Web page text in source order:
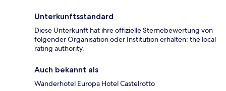
Unterkunftsstandard
Diese Unterkunft hat ihre offizielle Sternebewertung von
folgender Organisation oder Institution erhalten: the local
rating authority.
Auch bekannt als
Wanderhotel Europa Hotel Castelrotto